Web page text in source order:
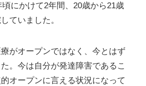
頃にかけて2年間、20歳から21歳
ていました。
がオープンではなく、今とはず
。今は自分が発達障害であるこ
オープンに言える状況になって